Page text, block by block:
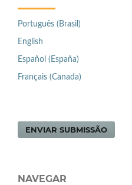
Português (Brasil)
English
Español (España)
Français (Canada)
ENVIAR SUBMISSÃO
NAVEGAR